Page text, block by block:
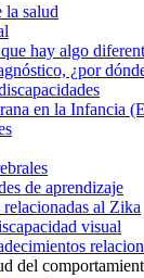
la salud
hay algo
¿por
en la Infancia
de aprendizaje
al Zika
visual
del